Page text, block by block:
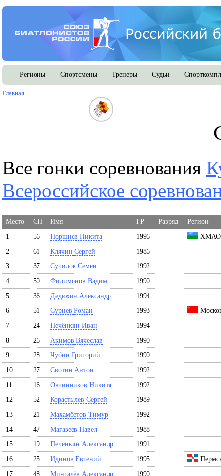
Регионы Спортсмены Тренеры Судьи
Главная
Все гонки соревнования
Всероссийское
Место СН Имя ГР Разряд
Регион
1
56 Поршнев Никита 1996
2
61 Клячин Сергей
1986
3
37 Сучилов Семён
1992
4
50 Филимонов Вадим
1990
5
36 Дедюхин Александр
1994
6
51 Сурнев Роман 1993
7
24 Печёнкин Иван
1994
8
26 Акимов Вячеслав
1990
9
28 Чубин Григорий
1990
10
27 Свотин Антон
1992
11
16 Овчинников Никита
1992
12
52 Корастылев Сергей
1989
13
21 Махамбетов Тимур
1992
14
47 Магазеев Павел
1988
15
19 Печёнкин Александр
1991
16
25 Идинов Евгений 1995
17
48 Мингалёв Александр
1990